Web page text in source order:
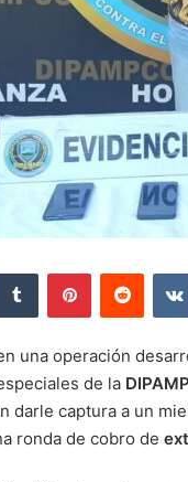
Tumblr PinterestReddit
una operación
de la
darle captura a un
ronda de cobro de